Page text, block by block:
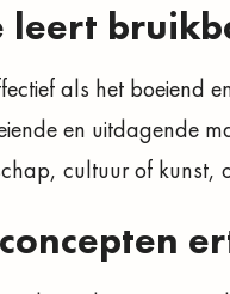
leert
als het boeiend
en uitdagende
cultuur of kunst,